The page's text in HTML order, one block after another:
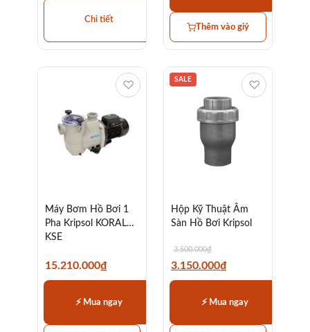
Chi tiết
Thêm vào giỷ
Máy Bơm Hồ Bơi 1
Pha Kripsol KORAL
KSE
15.210.000₫
⚡ Mua ngay
♡ SALE
Hộp Kỹ Thuật Âm
Sàn Hồ Bơi Kripsol
3.500.000₫
3.150.000₫
⚡ Mua ngay
♡